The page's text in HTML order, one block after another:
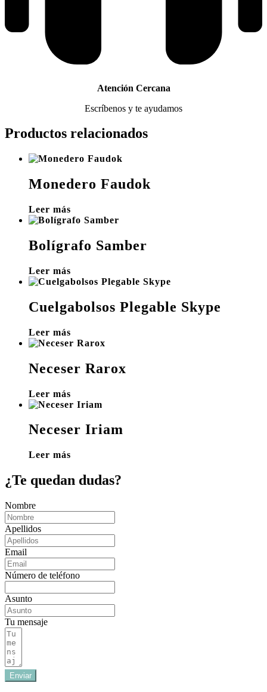
Atención Cercana
Escríbenos y te ayudamos
Productos relacionados
Monedero Faudok
Leer más
Bolígrafo Samber
Leer más
Cuelgabolsos Plegable Skype
Leer más
Neceser Rarox
Leer más
Neceser Iriam
Leer más
¿Te quedan dudas?
Nombre
Apellidos
Email
Número de teléfono
Asunto
Tu mensaje
Enviar